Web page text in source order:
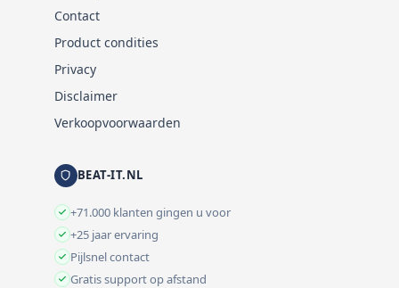
Contact
Product condities
Privacy
Disclaimer
Verkoopvoorwaarden
BEAT-IT.NL
+71.000 klanten gingen u voor
+25 jaar ervaring
Pijlsnel contact
Gratis support op afstand